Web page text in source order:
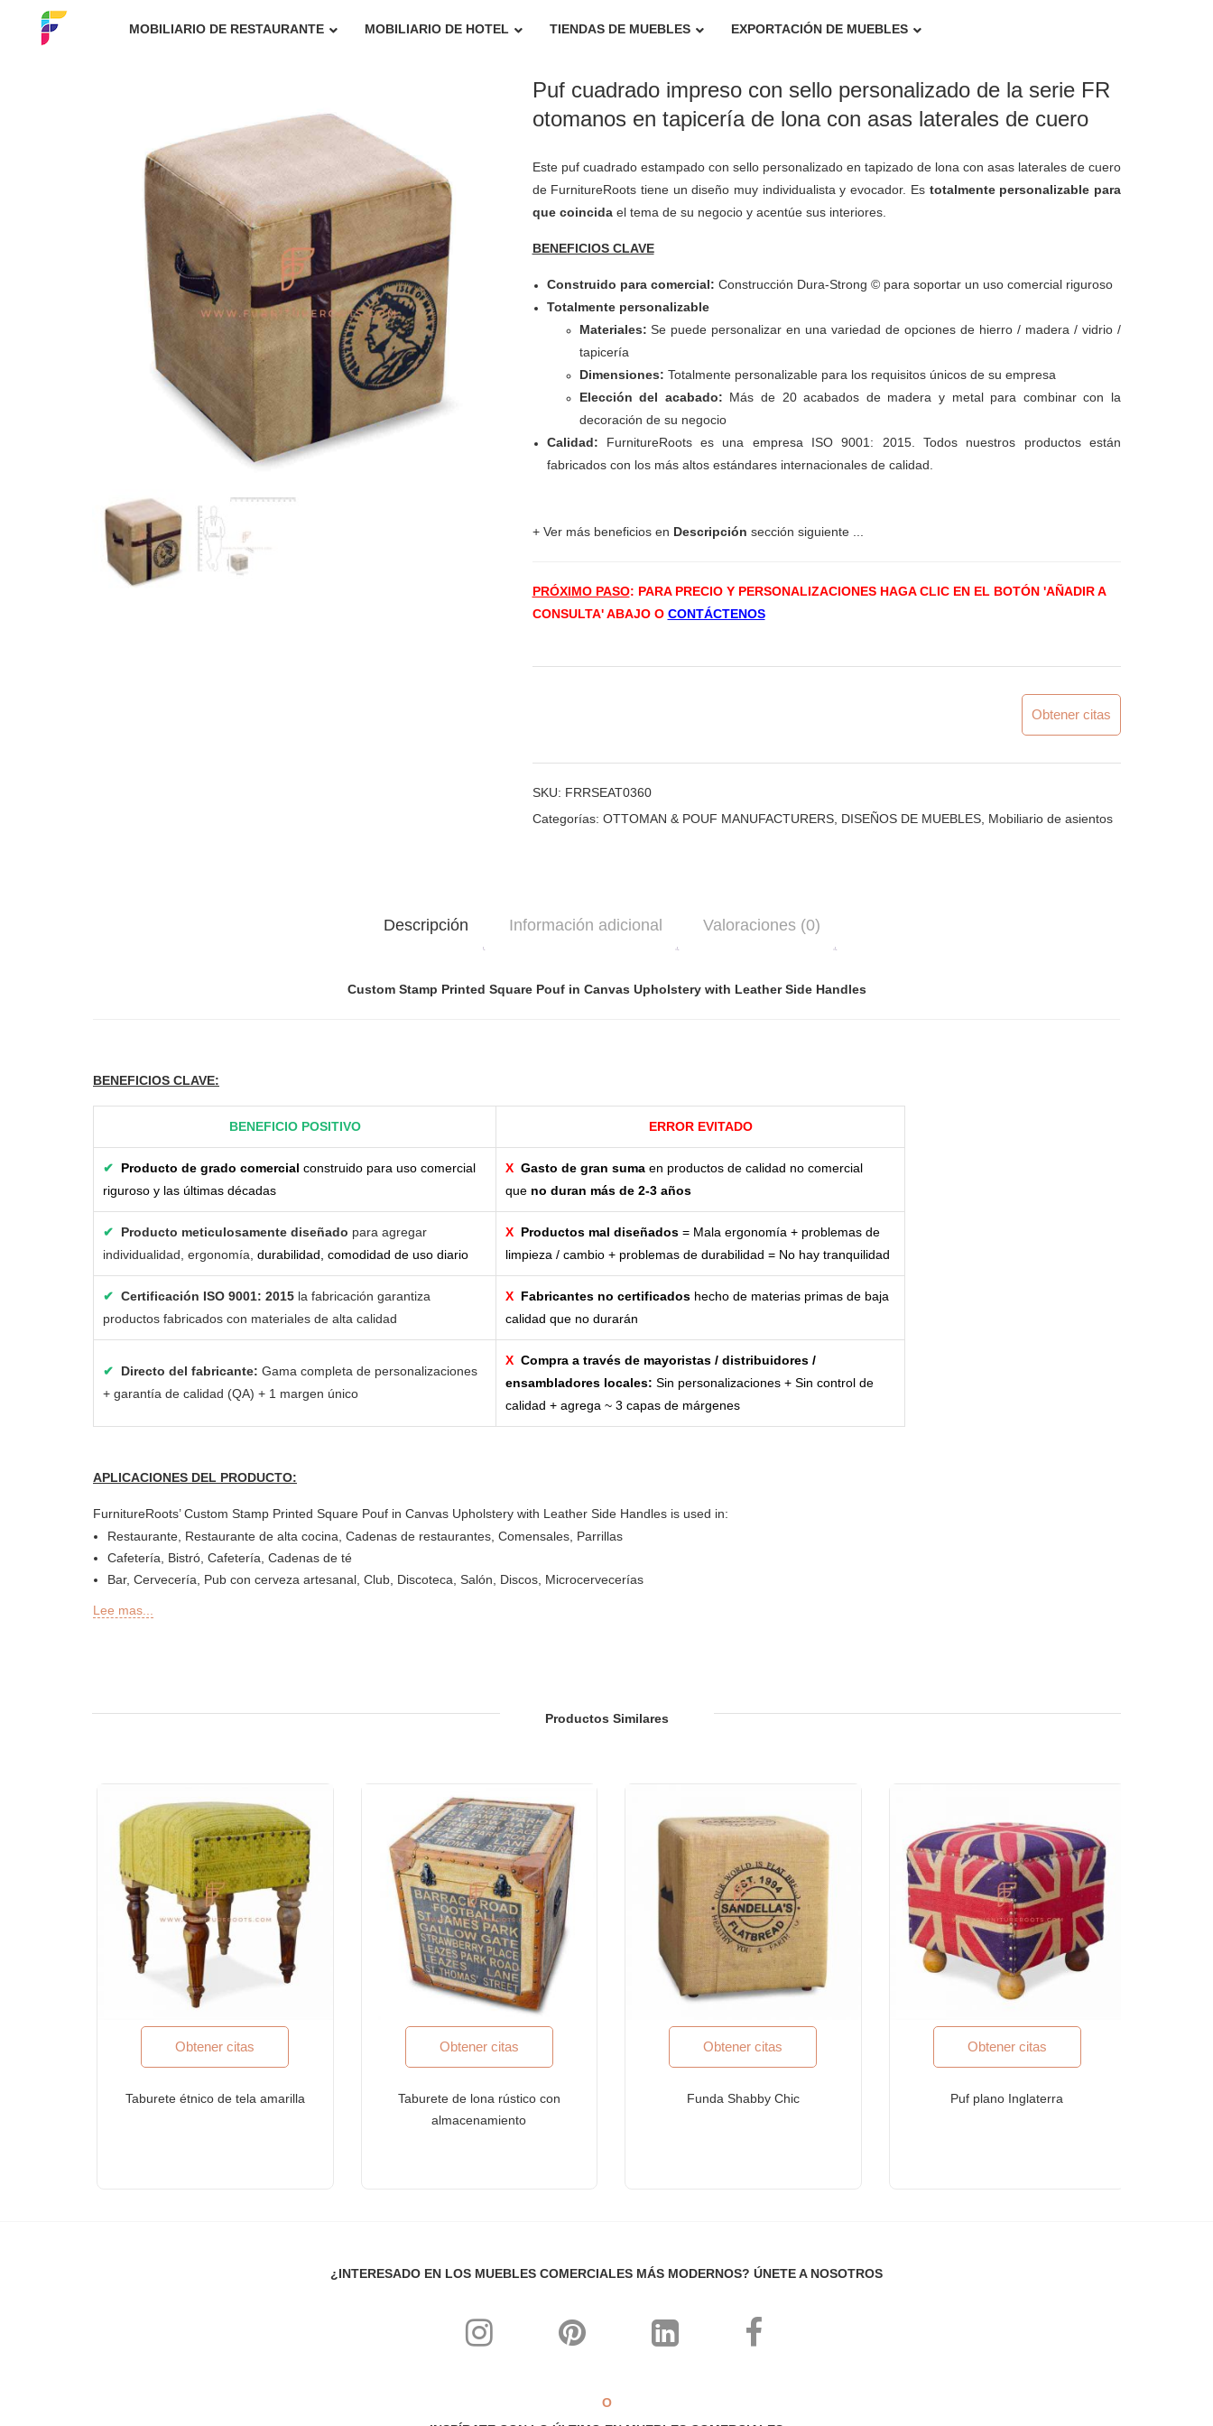
MOBILIARIO DE RESTAURANTE MOBILIARIO DE HOTEL TIENDAS DE MUEBLES EXPORTACIÓN DE MUEBLES
Puf cuadrado impreso con sello personalizado de la serie FR
otomanos en tapicería de lona con asas laterales de cuero
Este puf cuadrado estampado con sello personalizado en tapizado de lona con asas laterales de cuero
de FurnitureRoots tiene un diseño muy individualista y evocador. Es totalmente personalizable para
que coincida el tema de su negocio y acentúe sus interiores.
BENEFICIOS CLAVE
Construido para comercial: Construcción Dura-Strong © para soportar un uso comercial riguroso
Totalmente personalizable
Materiales: Se puede personalizar en una variedad de opciones de hierro / madera / vidrio /
tapicería
Dimensiones: Totalmente personalizable para los requisitos únicos de su empresa
Elección del acabado: Más de 20 acabados de madera y metal para combinar con la
decoración de su negocio
Calidad: FurnitureRoots es una empresa ISO 9001: 2015. Todos nuestros productos están
fabricados con los más altos estándares internacionales de calidad.
+ Ver más beneficios en Descripción sección siguiente ...
PRÓXIMO PASO: PARA PRECIO Y PERSONALIZACIONES HAGA CLIC EN EL BOTÓN 'AÑADIR A
CONSULTA' ABAJO O CONTÁCTENOS
Obtener citas
SKU: FRRSEAT0360
Categorías: OTTOMAN & POUF MANUFACTURERS, DISEÑOS DE MUEBLES, Mobiliario de asientos
Descripción Información adicional Valoraciones (0)
Custom Stamp Printed Square Pouf in Canvas Upholstery with Leather Side Handles
BENEFICIOS CLAVE:
BENEFICIO POSITIVO ERROR EVITADO
✔ Producto de grado comercial construido para uso comercial
riguroso y las últimas décadas
X Gasto de gran suma en productos de calidad no comercial
que no duran más de 2-3 años
✔ Producto meticulosamente diseñado para agregar
individualidad, ergonomía, durabilidad, comodidad de uso diario
X Productos mal diseñados = Mala ergonomía + problemas de
limpieza / cambio + problemas de durabilidad = No hay tranquilidad
✔ Certificación ISO 9001: 2015 la fabricación garantiza
productos fabricados con materiales de alta calidad
X Fabricantes no certificados hecho de materias primas de baja
calidad que no durarán
✔ Directo del fabricante: Gama completa de personalizaciones
+ garantía de calidad (QA) + 1 margen único
X Compra a través de mayoristas / distribuidores /
ensambladores locales: Sin personalizaciones + Sin control de
calidad + agrega ~ 3 capas de márgenes
APLICACIONES DEL PRODUCTO:
FurnitureRoots’ Custom Stamp Printed Square Pouf in Canvas Upholstery with Leather Side Handles is used in:
Restaurante, Restaurante de alta cocina, Cadenas de restaurantes, Comensales, Parrillas
Cafetería, Bistró, Cafetería, Cadenas de té
Bar, Cervecería, Pub con cerveza artesanal, Club, Discoteca, Salón, Discos, Microcervecerías
Secciones de Bar al aire libre, Sky Lounge, Azotea, Jardín o Patio de Restaurantes, Bares, Hoteles y Resorts
Eventos y banquetes
Proyectos llave en mano, Mobiliario Contract, Sociedades de Vivienda
Mobiliario para arquitectos y diseñadores de interiores
Importadores y exportaciones de muebles
Diseños de exportación de muebles indios
Tiendas de muebles y cadenas minoristas
Escuelas y Bibliotecas
Eventos corporativos, bodas y banquetes
Centros comerciales y patios de comida
Resorts de vacaciones y villas de vacaciones
Espacios de convivencia, Hostales
Residencias ejecutivas, viviendas corporativas, residencias administradas y estancias prolongadas
Mobiliario para Bancos
Diseños altamente individualistas entremezclados con altos niveles de comodidad ergonómica
¡Los precios de fabricante más asequibles de todos los tiempos!
FurnitureRoots es un fabricante, exportador y líder de la industria de muebles comerciales a medida altamente aclamado con certificación ISO 9001: 2015.
Lee mas...
Productos Similares
Obtener citas
Taburete étnico de tela amarilla
Obtener citas
Taburete de lona rústico con
almacenamiento
Obtener citas
Funda Shabby Chic
Obtener citas
Puf plano Inglaterra
¿INTERESADO EN LOS MUEBLES COMERCIALES MÁS MODERNOS? ÚNETE A NOSOTROS
O